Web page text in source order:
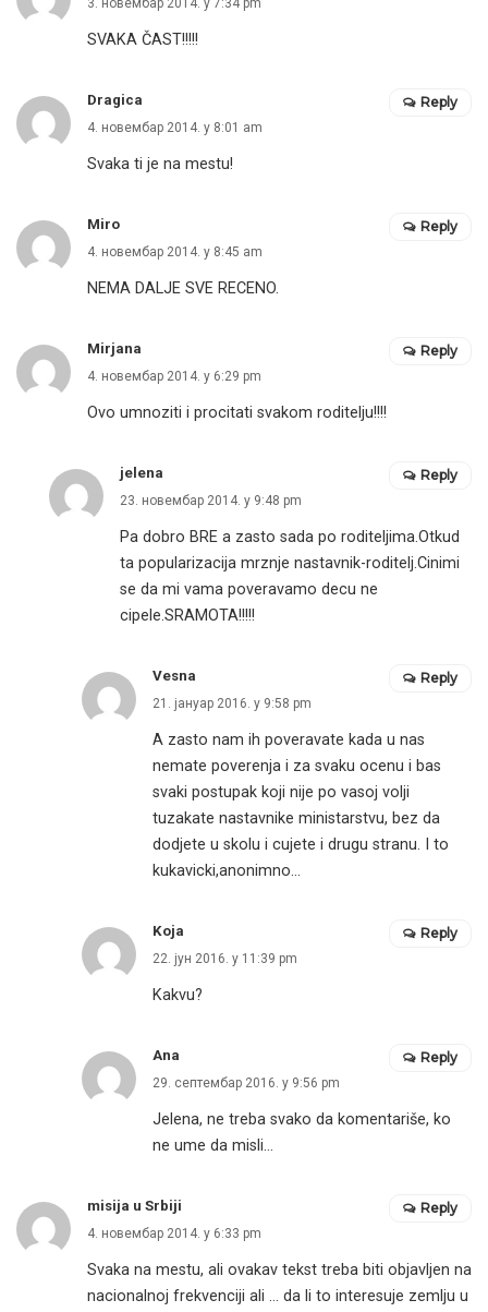
3. новембар 2014. у 7:34 pm
SVAKA ČAST!!!!!
Dragica
4. новембар 2014. у 8:01 am
Svaka ti je na mestu!
Reply
Miro
4. новембар 2014. у 8:45 am
NEMA DALJE SVE RECENO.
Reply
Mirjana
4. новембар 2014. у 6:29 pm
Ovo umnoziti i procitati svakom roditelju!!!!
Reply
jelena
23. новембар 2014. у 9:48 pm
Pa dobro BRE a zasto sada po roditeljima.Otkud
ta popularizacija mrznje nastavnik-roditelj.Cinimi
se da mi vama poveravamo decu ne
cipele.SRAMOTA!!!!!
Reply
Vesna
21. јануар 2016. у 9:58 pm
A zasto nam ih poveravate kada u nas
nemate poverenja i za svaku ocenu i bas
svaki postupak koji nije po vasoj volji
tuzakate nastavnike ministarstvu, bez da
dodjete u skolu i cujete i drugu stranu. I to
kukavicki,anonimno…
Reply
Koja
22. јун 2016. у 11:39 pm
Kakvu?
Reply
Ana
29. септембар 2016. у 9:56 pm
Jelena, ne treba svako da komentariše, ko
ne ume da misli…
Reply
misija u Srbiji
4. новембар 2014. у 6:33 pm
Svaka na mestu, ali ovakav tekst treba biti objavljen na
nacionalnoj frekvenciji ali … da li to interesuje zemlju u
Reply